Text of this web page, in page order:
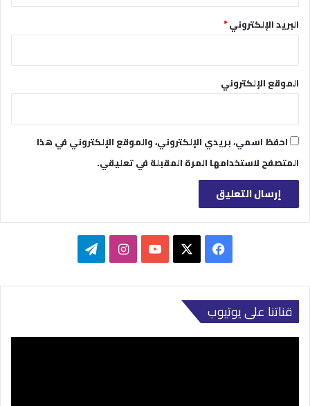
البريد الإلكتروني*
الموقع الإلكتروني
احفظ اسمي، بريدي الإلكتروني، والموقع الإلكتروني في هذا
المتصفح لاستخدامها المرة المقبلة في تعليقي.
فيسبوك ‫YouTubeانستقرامتيلقرام
قناتنا على يوتيوب